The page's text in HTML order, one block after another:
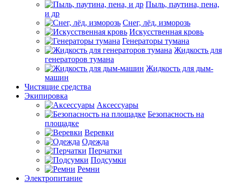
Пыль, паутина, пена,
и др
Снег, лёд, изморозь
Искусственная кровь
Генераторы тумана
Жидкость для
генераторов тумана
Жидкость для дым-
машин
Чистящие средства
Экипировка
Аксессуары
Безопасность на
площадке
Веревки
Одежда
Перчатки
Подсумки
Ремни
Электропитание